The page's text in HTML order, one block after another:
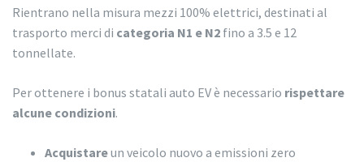
Rientrano nella misura mezzi 100% elettrici, destinati al
trasporto merci di categoria N1 e N2 fino a 3.5 e 12
tonnellate.
Per ottenere i bonus statali auto EV è necessario rispettare
alcune condizioni.
Acquistareun veicolo nuovo a emissioni zero